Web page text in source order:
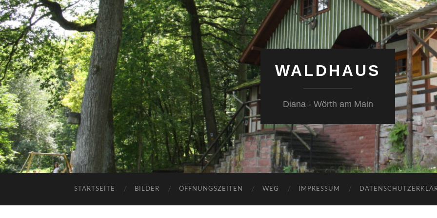
WALDHAUS
Diana - Wörth am Main
STARTSEITE BILDER ÖFFNUNGSZEITEN WEG IMPRESSUM